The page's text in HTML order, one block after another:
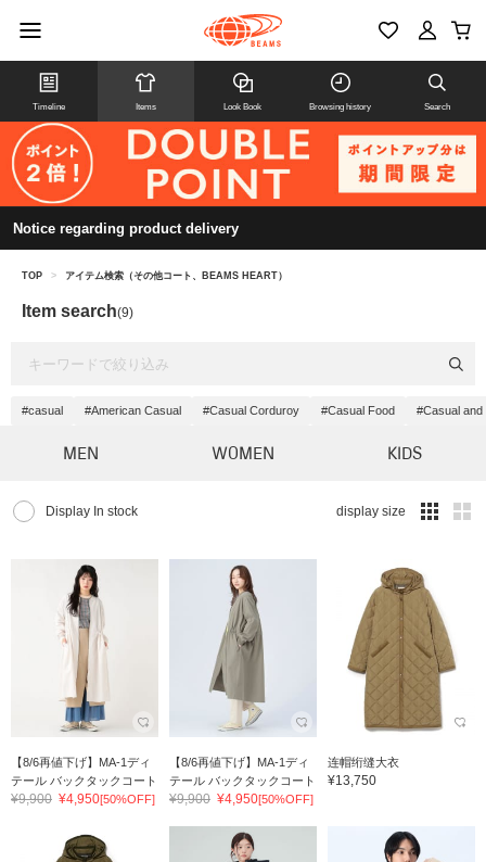
Timeline Items Look Book Browsing history Search
Notice regarding product delivery
TOP > アイテム検索（その他コート、BEAMS HEART）
Item search(9)
#casual #American Casual #Casual Corduroy #Casual Food #Casual and
MEN WOMEN KIDS
Display In stock display size
【8/6再値下げ】MA-1ディ
テール バックタックコート
¥9,900 ¥4,950[50%OFF]
【8/6再値下げ】MA-1ディ
テール バックタックコート
¥9,900 ¥4,950[50%OFF]
连帽绗缝大衣
¥13,750